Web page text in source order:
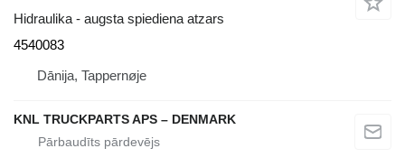
Hidraulika - augsta spiediena atzars
4540083
Dānija, Tappernøje
KNL TRUCKPARTS APS – DENMARK